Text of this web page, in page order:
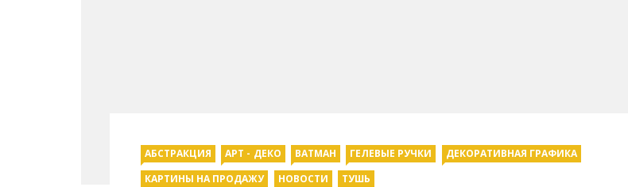
АБСТРАКЦИЯ АРТ - ДЕКО ВАТМАН ГЕЛЕВЫЕ РУЧКИ
ДЕКОРАТИВНАЯ ГРАФИКА
КАРТИНЫ НА ПРОДАЖУ
НОВОСТИ ТУШЬ